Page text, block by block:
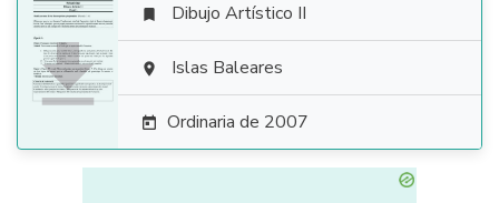

 Dibujo Artístico II
 Islas Baleares
 Ordinaria de 2007